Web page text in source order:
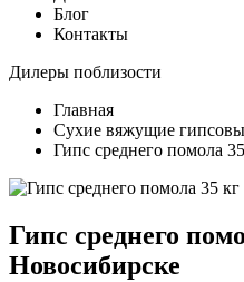
Блог
Контакты
Дилеры поблизости
Главная
Сухие вяжущие
Гипс среднего помола
Гипс среднего
Новосибирске